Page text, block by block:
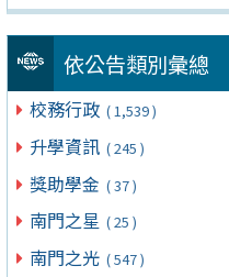
依公告類別彙總
校務行政 ( 1,539 )
升學資訊 ( 245 )
獎助學金 ( 37 )
南門之星 ( 25 )
南門之光 ( 547 )